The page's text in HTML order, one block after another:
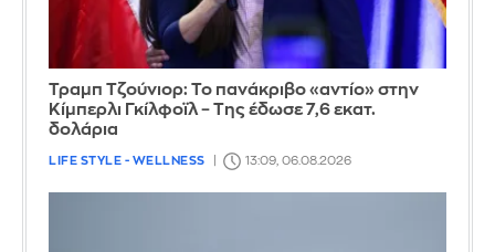
Τραμπ Τζούνιορ: Το πανάκριβο «αντίο» στην
Κίμπερλι Γκίλφοϊλ – Της έδωσε 7,6 εκατ.
δολάρια
LIFE STYLE - WELLNESS 13:09, 06.08.2026